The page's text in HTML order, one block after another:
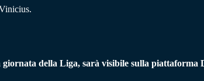
giornata della Liga, sarà visibile sulla piattaforma